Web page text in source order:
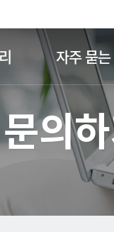
자주 묻
문의